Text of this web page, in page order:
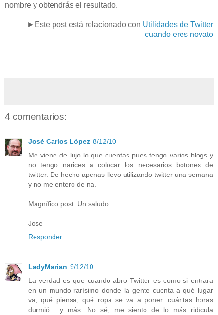
nombre y obtendrás el resultado.
►Este post está relacionado con Utilidades de Twitter
cuando eres novato
4 comentarios:
José Carlos López 8/12/10
Me viene de lujo lo que cuentas pues tengo varios blogs y
no tengo narices a colocar los necesarios botones de
twitter. De hecho apenas llevo utilizando twitter una semana
y no me entero de na.
Magnífico post. Un saludo
Jose
Responder
LadyMarian 9/12/10
La verdad es que cuando abro Twitter es como si entrara
en un mundo rarísimo donde la gente cuenta a qué lugar
va, qué piensa, qué ropa se va a poner, cuántas horas
durmió... y más. No sé, me siento de lo más ridícula